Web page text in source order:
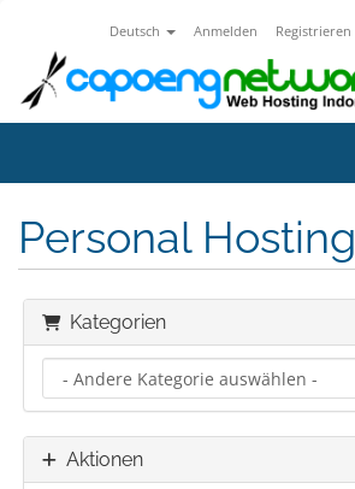
Deutsch Anmelden Registrieren
Personal Hosting
Kategorien
Aktionen